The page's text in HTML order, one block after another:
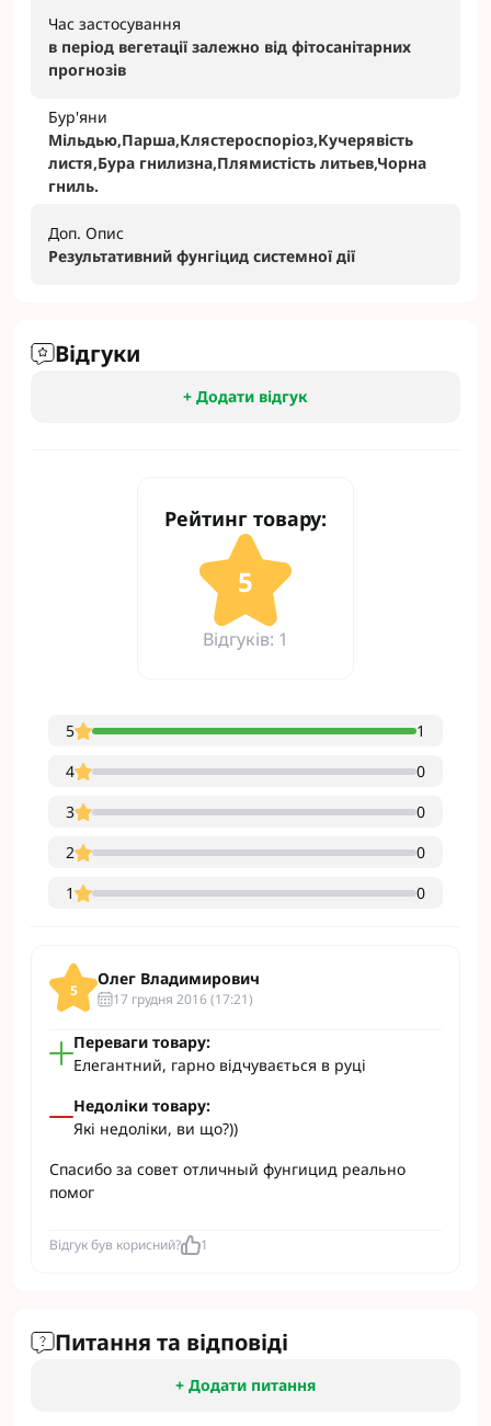
Час застосування
в перiод вегетацiї залежно вiд фiтосанiтарних
прогнозiв
Бур'яни
Мільдью,Парша,Клястероспоріоз,Кучерявість
листя,Бура гнилизна,Плямистість литьев,Чорна
гниль.
Доп. Опис
Результативний фунгіцид системної дії
Відгуки
+ Додати відгук
Рейтинг товару:
5
Відгуків: 1
5
1
4
0
3
0
2
0
1
0
5
Олег Владимирович
17 грудня 2016 (17:21)
Переваги товару:
Елегантний, гарно відчувається в руці
Недоліки товару:
Які недоліки, ви що?))
Спасибо за совет отличный фунгицид реально
помог
Відгук був корисний? 1
Питання та відповіді
+ Додати питання